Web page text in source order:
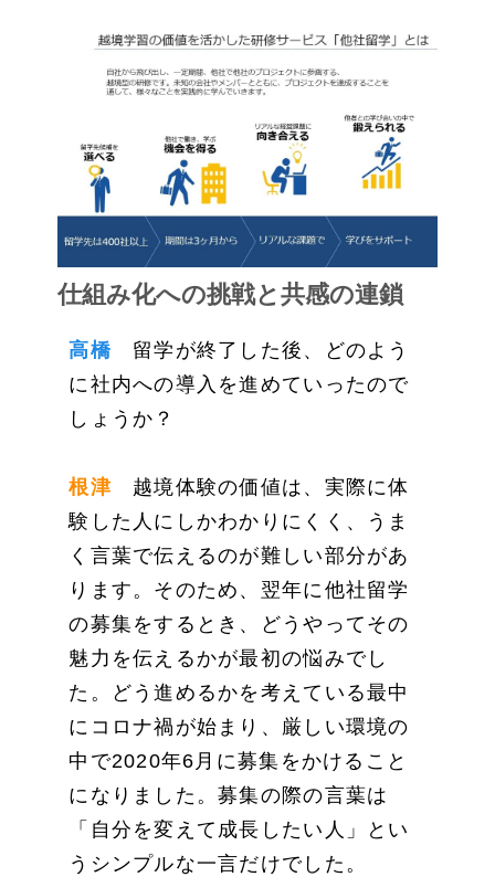
仕組み化への挑戦と共感の連鎖
高橋留学が終了した後、どのよう
に社内への導入を進めていったので
しょうか？
根津越境体験の価値は、実際に体
験した人にしかわかりにくく、うま
く言葉で伝えるのが難しい部分があ
ります。そのため、翌年に他社留学
の募集をするとき、どうやってその
魅力を伝えるかが最初の悩みでし
た。どう進めるかを考えている最中
にコロナ禍が始まり、厳しい環境の
中で2020年6月に募集をかけること
になりました。募集の際の言葉は
「自分を変えて成長したい人」とい
うシンプルな一言だけでした。